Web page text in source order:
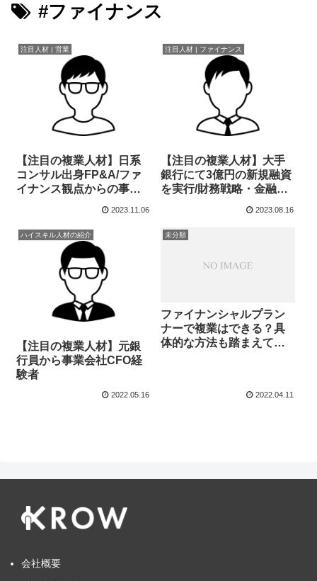
#ファイナンス
注目人材 | 営業
【注目の複業人材】日系
コンサル出身FP&A/ファ
イナンス観点からの事業
ンズオンにてサポート
2023.11.06
注目人材 | ファイナンス
【注目の複業人材】大手
銀行にて3億円の新規融資
を実行/財務戦略・金融の
2023.08.16
ハイスキル人材の紹介
【注目の複業人材】元銀
行員から事業会社CFO経
験者
2022.05.16
未分類
ファイナンシャルプラン
ナーで複業はできる？具
体的な方法も踏まえて徹
2022.04.11
会社概要